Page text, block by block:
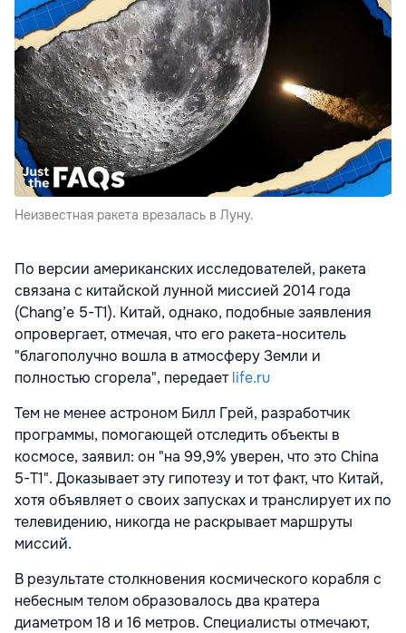
Неизвестная ракета врезалась в Луну.
По версии американских исследователей, ракета
связана с китайской лунной миссией 2014 года
(Chang’e 5-T1). Китай, однако, подобные заявления
опровергает, отмечая, что его ракета-носитель
"благополучно вошла в атмосферу Земли и
полностью сгорела", передаетlife.ru
Тем не менее астроном Билл Грей, разработчик
программы, помогающей отследить объекты в
космосе, заявил: он "на 99,9% уверен, что это China
5-T1". Доказывает эту гипотезу и тот факт, что Китай,
хотя объявляет о своих запусках и транслирует их по
телевидению, никогда не раскрывает маршруты
миссий.
В результате столкновения космического корабля с
небесным телом образовалось два кратера
диаметром 18 и 16 метров. Специалисты отмечают,